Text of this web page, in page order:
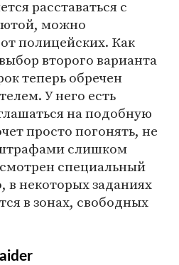
расставаться с
можно
полицейских. Как
второго варианта
теперь обречен
У него есть
на подобную
просто погонять, не
слишком
специальный
в некоторых заданиях
в зонах, свободных